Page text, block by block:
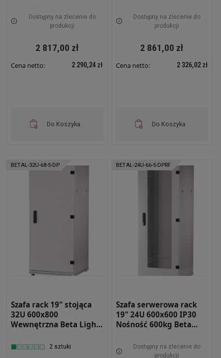
Dostępny na zlecenie do
produkcji
2 817,00 zł
Cena netto: 2 290,24 zł
Do Koszyka
Dostępny na zlecenie do
produkcji
2 861,00 zł
Cena netto: 2 326,02 zł
Do Koszyka
BETAL-32U-68-S-DP
Szafa rack 19" stojąca
32U 600x800
Wewnętrzna Beta Light
2 sztuki
BETAL-24U-66-S-DPRF
Szafa serwerowa rack
19" 24U 600x600 IP30
Nośność 600kg Beta
Szara BETAL-24U-66-S-
DPRF
Dostępny na zlecenie do
produkcji